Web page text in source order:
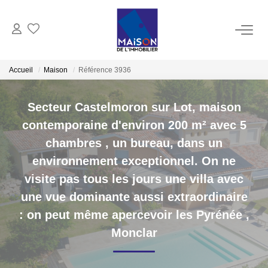
LOCATION
GESTION
ESTIMATION
Estimer Vendre
Estimation En Ligne Gratuite
Biens Vendus
Accueil Maison Référence 3936
Secteur Castelmoron sur Lot, maison
contemporaine d'environ 200 m² avec 5
chambres , un bureau, dans un
environnement exceptionnel. On ne
visite pas tous les jours une villa avec
une vue dominante aussi extraordinaire
: on peut même apercevoir les Pyrénée,
Monclar